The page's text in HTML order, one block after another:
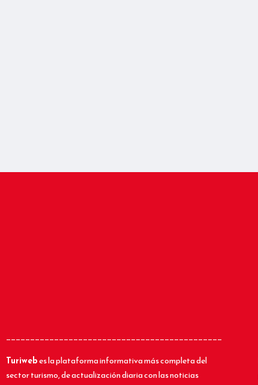
_____________________________________________
Turiwebes la plataforma informativa más completa del
sector turismo, de actualización diaria con las noticias